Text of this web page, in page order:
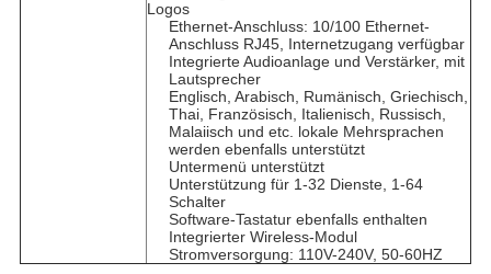
Logos
Ethernet-Anschluss: 10/100 Ethernet-
Anschluss RJ45, Internetzugang verfügbar
Integrierte Audioanlage und Verstärker, mit
Lautsprecher
Englisch, Arabisch, Rumänisch, Griechisch,
Thai, Französisch, Italienisch, Russisch,
Malaiisch und etc. lokale Mehrsprachen
werden ebenfalls unterstützt
Untermenü unterstützt
Unterstützung für 1-32 Dienste, 1-64
Schalter
Software-Tastatur ebenfalls enthalten
Integrierter Wireless-Modul
Stromversorgung: 110V-240V, 50-60HZ